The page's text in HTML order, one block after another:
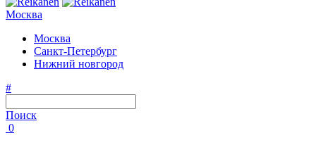
Москва
Москва
Санкт-Петербург
Нижний новгород
#
Поиск
0